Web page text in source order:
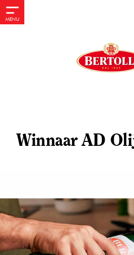
MENU
Winnaar AD